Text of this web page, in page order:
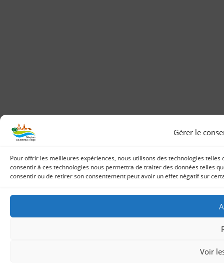
Gérer le
Pour offrir les meilleures expériences, nous utilisons des technologies
consentir à ces technologies nous permettra de traiter des données telles
consentir ou de retirer son consentement peut avoir un effet négatif sur
Voir